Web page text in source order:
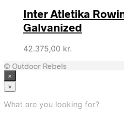
Inter Atletika
Galvanized
42.375,00 kr.
© Outdoor Rebels
×
×
What are you looking for?